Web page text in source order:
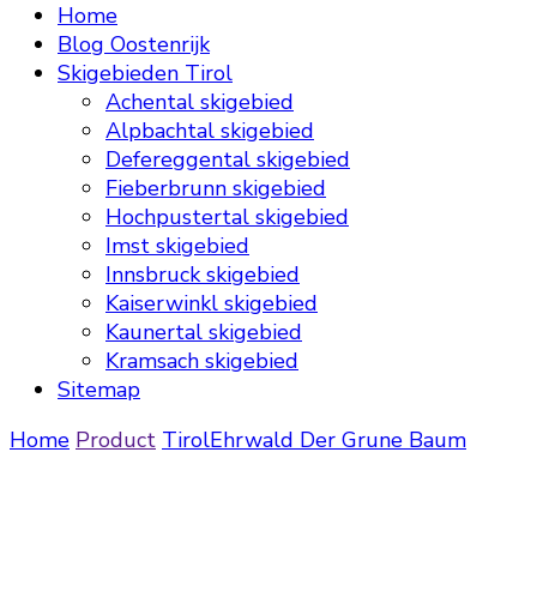
Home
Blog Oostenrijk
Skigebieden Tirol
Achental skigebied
Alpbachtal skigebied
Defereggental skigebied
Fieberbrunn skigebied
Hochpustertal skigebied
Imst skigebied
Innsbruck skigebied
Kaiserwinkl skigebied
Kaunertal skigebied
Kramsach skigebied
Sitemap
Home Product TirolEhrwald Der Grune Baum